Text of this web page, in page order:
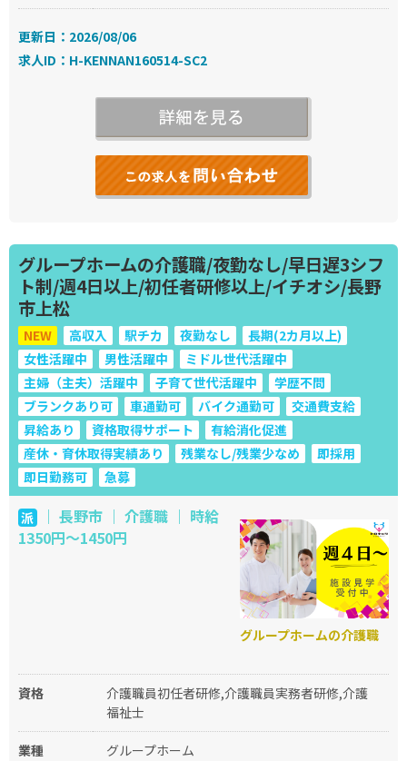
更新日：2026/08/06
求人ID：H-KENNAN160514-SC2
グループホームの介護職/夜勤なし/早日遅3シフ
ト制/週4日以上/初任者研修以上/イチオシ/長野
市上松
NEW 高収入 駅チカ 夜勤なし
長期(2カ月以上)
女性活躍中
男性活躍中
ミドル世代活躍中
主婦（主夫）活躍中
子育て世代活躍中
学歴不問
ブランクあり可
車通勤可 バイク通勤可
交通費支給
昇給あり
資格取得サポート
有給消化促進
産休・育休取得実績あり
残業なし/残業少なめ
即採用
即日勤務可
急募
派｜ 長野市 ｜ 介護職 ｜ 時給
1350円～1450円
グループホームの介護職
資格
介護職員初任者研修,介護職員実務者研修,介護
福祉士
業種 グループホーム